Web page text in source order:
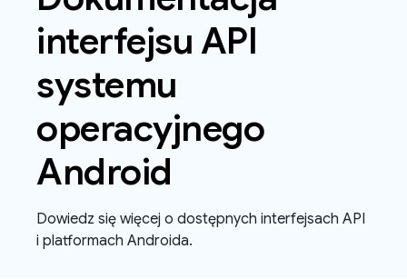
interfejsu API
systemu
operacyjnego
Android
Dowiedz się więcej o dostępnych interfejsach API
i platformach Androida.